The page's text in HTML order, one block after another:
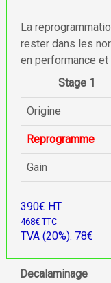
La
rester dans les
en performance
Stage 1
Origine
Reprogramme
Gain
390€ HT
468€ TTC
TVA (20%): 78€
Decalaminage